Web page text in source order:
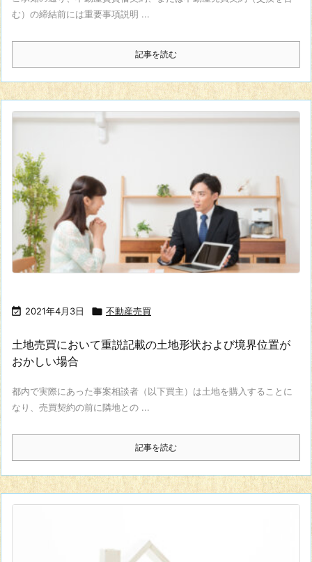
む）の締結前には重要事項説明 ...
記事を読む
 2021年4月3日  不動産売買
土地売買において重説記載の土地形状および境界位置が
おかしい場合
都内で実際にあった事案相談者（以下買主）は土地を購入することに
なり、売買契約の前に隣地との ...
記事を読む